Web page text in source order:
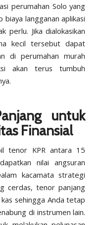
perumahan Solo yang
langganan aplikasi
perlu. Jika dialokasikan
kecil tersebut dapat
di perumahan murah
akan terus tumbuh
untuk
Finansial
tenor KPR antara 15
nilai angsuran
kacamata strategi
cerdas, tenor panjang
sehingga Anda tetap
di instrumen lain.